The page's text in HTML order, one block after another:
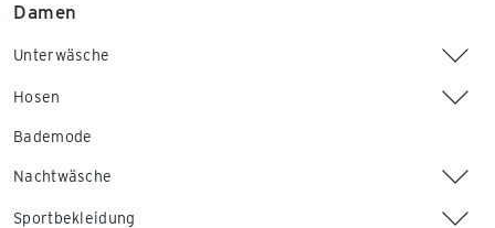
Damen
Unterwäsche
Hosen
Bademode
Nachtwäsche
Sportbekleidung